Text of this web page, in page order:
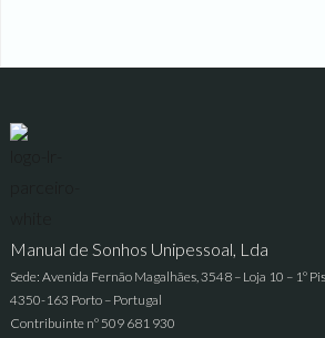
Manual de Sonhos Unipessoal, Lda
Sede: Avenida Fernão Magalhães, 3548 – Loja 10 – 1º
4350-163 Porto – Portugal
Contribuinte nº 509 681 930